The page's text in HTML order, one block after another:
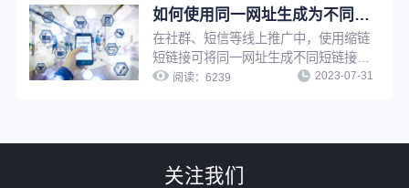
拥有自己的短链系统，提升工作效率。如何使用同一网址生成为不同的短链接功能来提升推广转化效果？
在社群、短信等线上推广中，使用缩链
短链接可将同一网址生成不同短链接，
用于不同渠道、不同客户群、以及不同
阅读：6239 2023-07-31
关注我们